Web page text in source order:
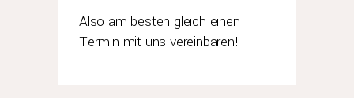
Also am besten gleich einen
Termin mit uns vereinbaren!